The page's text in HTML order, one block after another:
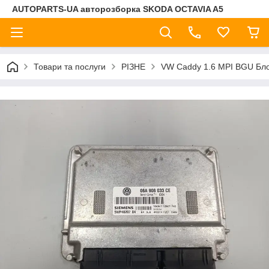
AUTOPARTS-UA авторозборка SKODA OCTAVIA A5
Товари та послуги РІЗНЕ VW Caddy 1.6 MPI BGU